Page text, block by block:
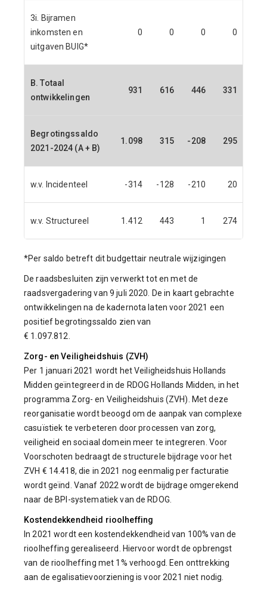
3i. Bijramen
inkomsten en
uitgaven BUIG*
0 0 0 0
B. Totaal
ontwikkelingen
931 616 446 331
Begrotingssaldo
2021-2024 (A + B)
1.098 315 -208 295
w.v. Incidenteel -314 -128 -210 20
w.v. Structureel 1.412 443 1 274
*Per saldo betreft dit budgettair neutrale wijzigingen
De raadsbesluiten zijn verwerkt tot en met de
raadsvergadering van 9 juli 2020. De in kaart gebrachte
ontwikkelingen na de kadernota laten voor 2021 een
positief begrotingssaldo zien van
€ 1.097.812.
Zorg- en Veiligheidshuis (ZVH)
Per 1 januari 2021 wordt het Veiligheidshuis Hollands
Midden geïntegreerd in de RDOG Hollands Midden, in het
programma Zorg- en Veiligheidshuis (ZVH). Met deze
reorganisatie wordt beoogd om de aanpak van complexe
casuïstiek te verbeteren door processen van zorg,
veiligheid en sociaal domein meer te integreren. Voor
Voorschoten bedraagt de structurele bijdrage voor het
ZVH € 14.418, die in 2021 nog eenmalig per facturatie
wordt geïnd. Vanaf 2022 wordt de bijdrage omgerekend
naar de BPI-systematiek van de RDOG.
Kostendekkendheid rioolheffing
In 2021 wordt een kostendekkendheid van 100% van de
rioolheffing gerealiseerd. Hiervoor wordt de opbrengst
van de rioolheffing met 1% verhoogd. Een onttrekking
aan de egalisatievoorziening is voor 2021 niet nodig.